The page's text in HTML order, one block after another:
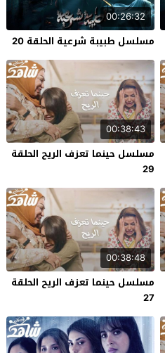
00:26:32
مسلسل طبيبة شرعية الحلقة 20
00:38:43
مسلسل حينما تعزف الريح الحلقة
29
00:38:48
مسلسل حينما تعزف الريح الحلقة
27